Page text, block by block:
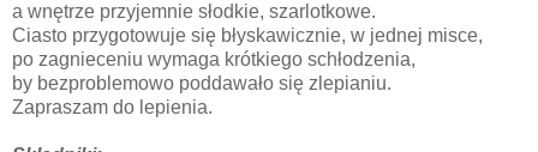
a wnętrze przyjemnie słodkie, szarlotkowe.
Ciasto przygotowuje się błyskawicznie, w jednej misce,
po zagnieceniu wymaga krótkiego schłodzenia,
by bezproblemowo poddawało się zlepianiu.
Zapraszam do lepienia.